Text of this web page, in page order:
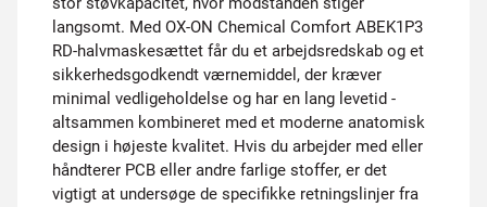
langsomt. Med OX-ON Chemical Comfort ABEK1P3
RD-halvmaskesættet får du et arbejdsredskab og et
sikkerhedsgodkendt værnemiddel, der kræver
minimal vedligeholdelse og har en lang levetid -
altsammen kombineret med et moderne anatomisk
design i højeste kvalitet. Hvis du arbejder med eller
håndterer PCB eller andre farlige stoffer, er det
vigtigt at undersøge de specifikke retningslinjer fra